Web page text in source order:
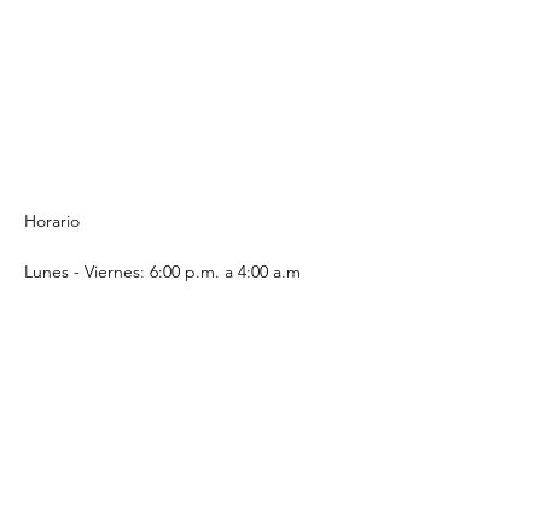
Horario
Lunes - Viernes: 6:00 p.m. a 4:00 a.m